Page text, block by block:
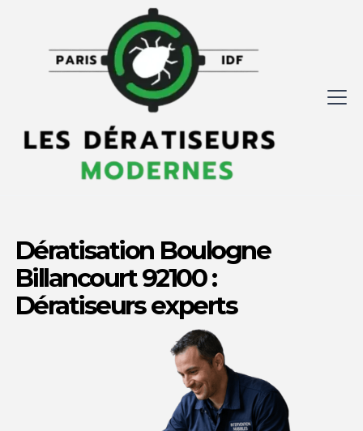
Dératisation Boulogne
Billancourt 92100 :
Dératiseurs experts